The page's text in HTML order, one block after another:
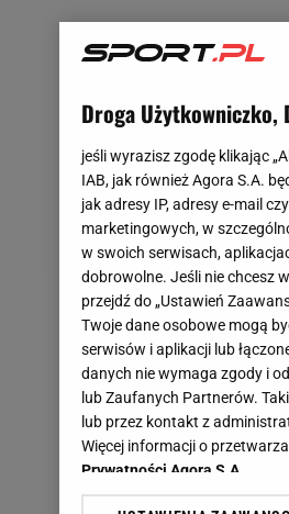
Droga
jeśli wyrazisz zgodę klikając
IAB, jak również Agora S.A.
jak adresy IP, adresy e-mail
marketingowych, w
w swoich serwisach,
dobrowolne. Jeśli nie chcesz
przejdź do „Ustawień
Twoje dane osobowe mogą
serwisów i aplikacji lub
danych nie wymaga zgody i
lub Zaufanych Partnerów.
lub przez kontakt z
Więcej informacji o
Prywatności Agora S.A.